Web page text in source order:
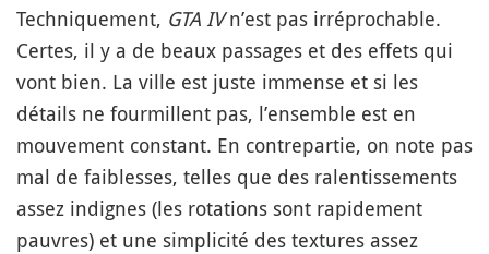
Techniquement, GTA IVn’est pas irréprochable.
Certes, il y a de beaux passages et des effets qui
vont bien. La ville est juste immense et si les
détails ne fourmillent pas, l’ensemble est en
mouvement constant. En contrepartie, on note pas
mal de faiblesses, telles que des ralentissements
assez indignes (les rotations sont rapidement
pauvres) et une simplicité des textures assez